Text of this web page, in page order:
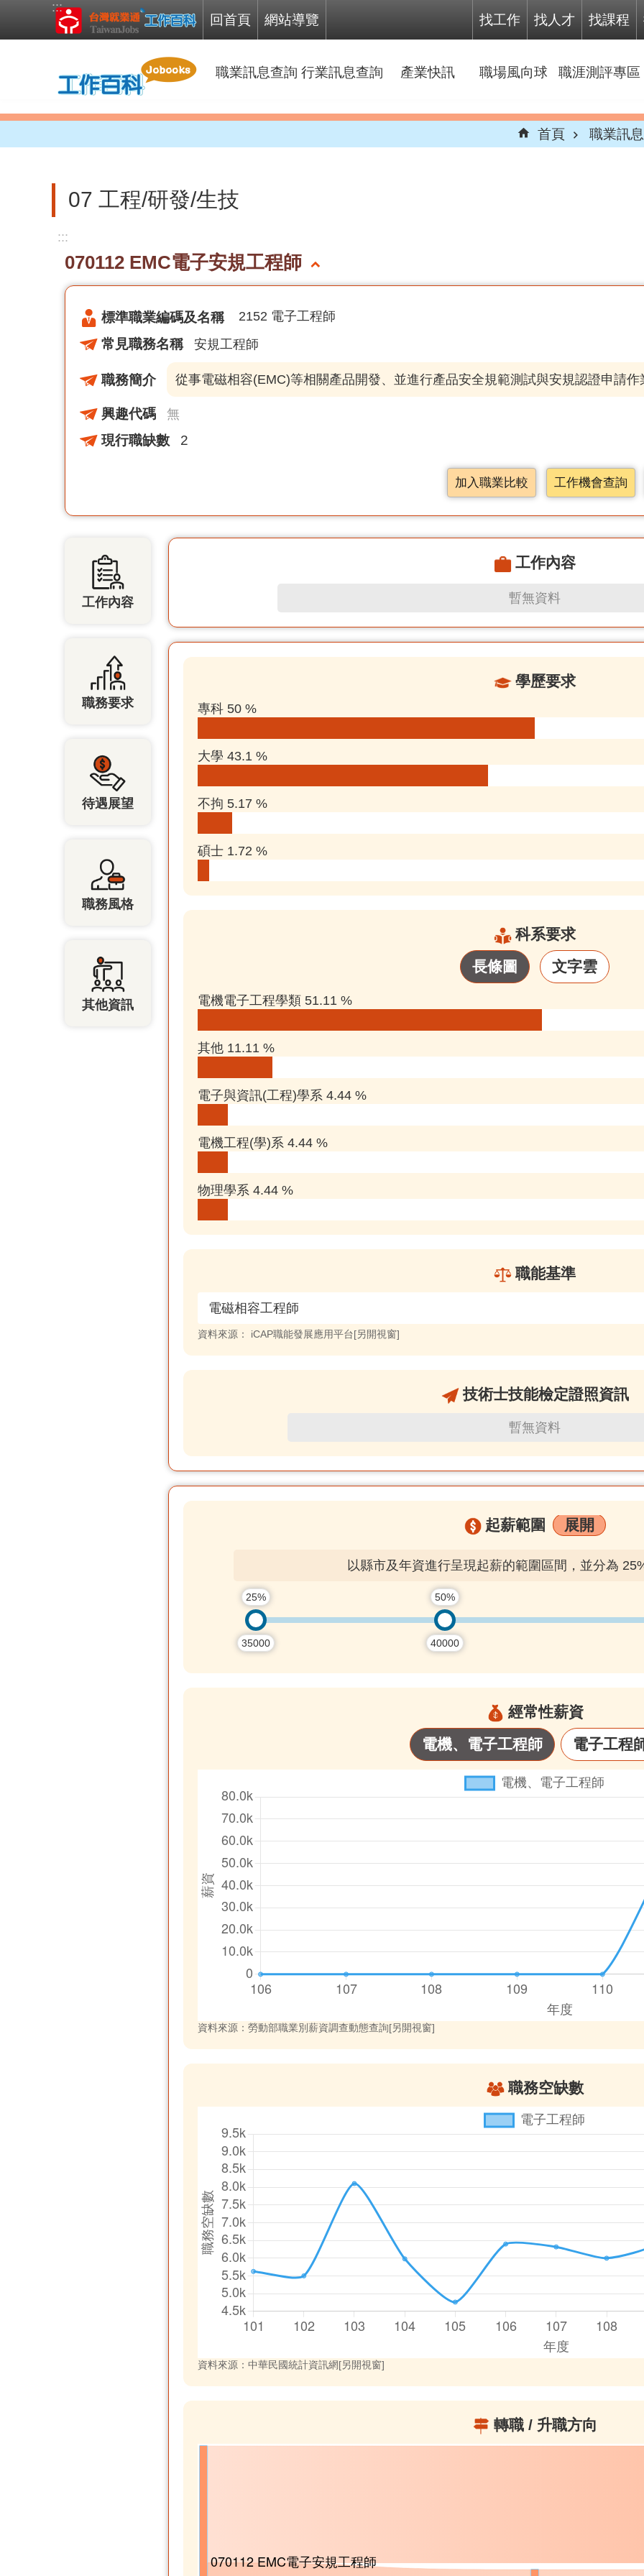
跳到主要內容區塊
:::
回首頁 網站導覽 找工作 找人才 找課程
職業訊息查詢 行業訊息查詢 產業快訊 職場風向球 職涯測評專區
首頁 職業訊
07 工程/研發/生技
:::
070112 EMC電子安規工程師
標準職業編碼及名稱 2152 電子工程師
常見職務名稱 安規工程師
職務簡介 從事電磁相容(EMC)等相關產品開發、並進行產品安全規範測試與安規認證申請作
興趣代碼 無
現行職缺數 2
加入職業比較 工作機會查詢
工作內容
職務要求
待遇展望
職務風格
其他資訊
工作內容
暫無資料
學歷要求
專科 50 %
大學 43.1 %
不拘 5.17 %
碩士 1.72 %
科系要求
長條圖
文字雲
電機電子工程學類 51.11 %
其他 11.11 %
電子與資訊(工程)學系 4.44 %
電機工程(學)系 4.44 %
物理學系 4.44 %
職能基準
電磁相容工程師
資料來源： iCAP職能發展應用平台[另開視窗]
技術士技能檢定證照資訊
暫無資料
起薪範圍 展開
以縣市及年資進行呈現起薪的範圍區間，並分為
25%
35000
50%
40000
經常性薪資
電機、電子工程師
電子工程
資料來源：勞動部職業別薪資調查動態查詢[另開視窗]
職務空缺數
資料來源：中華民國統計資訊網[另開視窗]
轉職 / 升職方向